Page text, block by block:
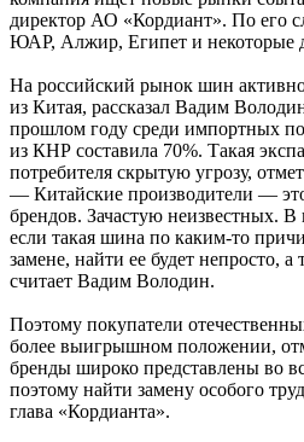
директор АО «Кордиант». По его
ЮАР, Алжир, Египет и некоторые
На российский рынок шин
из Китая, рассказал Вадим
прошлом году среди импортных
из КНР составила 70%. Такая
потребителя скрытую угрозу,
— Китайские производители —
брендов. Зачастую неизвестных. В
если такая шина по каким-то
замене, найти ее будет непросто,
считает Вадим Володин.
Поэтому покупатели
более выигрышном положении,
бренды широко представлены во
поэтому найти замену особого
глава «Кордианта».